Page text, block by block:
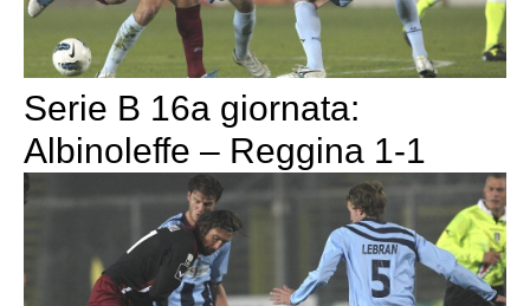
Serie B 16a giornata:
Albinoleffe – Reggina 1-1